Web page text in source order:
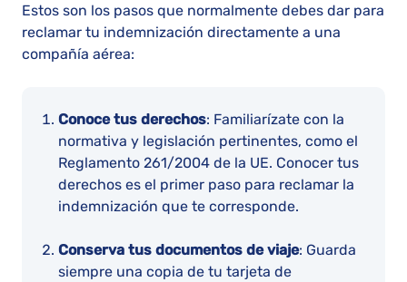
Estos son los pasos que normalmente debes dar para
reclamar tu indemnización directamente a una
compañía aérea:
Conoce tus derechos: Familiarízate con la
normativa y legislación pertinentes, como el
Reglamento 261/2004 de la UE. Conocer tus
derechos es el primer paso para reclamar la
indemnización que te corresponde.
Conserva tus documentos de viaje: Guarda
siempre una copia de tu tarjeta de